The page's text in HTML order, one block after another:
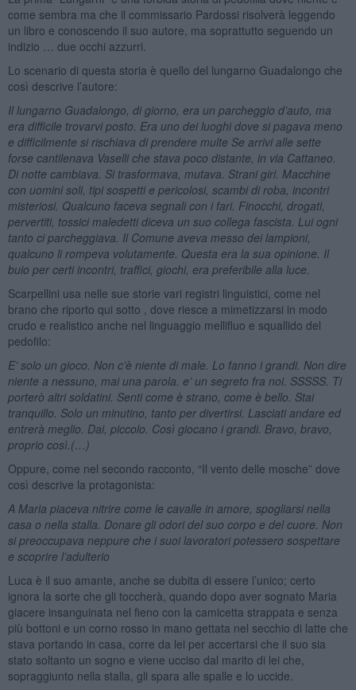
come sembra ma che il commissario Pardossi risolverà leggendo
un libro e conoscendo il suo autore, ma soprattutto seguendo un
indizio … due occhi azzurri.
Lo scenario di questa storia è quello del lungarno Guadalongo che
così descrive l’autore:
Il lungarno Guadalongo, di giorno, era un parcheggio d’auto, ma
era difficile trovarvi posto. Era uno dei luoghi dove si pagava meno
e difficilmente si rischiava di prendere multe Se arrivi alle sette
forse cantilenava Vaselli che stava poco distante, in via Cattaneo.
Di notte cambiava. Si trasformava, mutava. Strani giri. Macchine
con uomini soli, tipi sospetti e pericolosi, scambi di roba, incontri
misteriosi. Qualcuno faceva segnali con i fari. Finocchi, drogati,
pervertiti, tossici maledetti diceva un suo collega fascista. Lui ogni
tanto ci parcheggiava. Il Comune aveva messo dei lampioni,
qualcuno li rompeva volutamente. Questa era la sua opinione. Il
buio per certi incontri, traffici, giochi, era preferibile alla luce.
Scarpellini usa nelle sue storie vari registri linguistici, come nel
brano che riporto qui sotto , dove riesce a mimetizzarsi in modo
crudo e realistico anche nel linguaggio mellifluo e squallido del
pedofilo:
E’ solo un gioco. Non c’è niente di male. Lo fanno i grandi. Non dire
niente a nessuno, mai una parola. e’ un segreto fra noi. SSSSS. Ti
porterò altri soldatini. Senti come è strano, come è bello. Stai
tranquillo. Solo un minutino, tanto per divertirsi. Lasciati andare ed
entrerà meglio. Dai, piccolo. Così giocano i grandi. Bravo, bravo,
proprio così.(…)
Oppure, come nel secondo racconto, “Il vento delle mosche” dove
così descrive la protagonista:
A Maria piaceva nitrire come le cavalle in amore, spogliarsi nella
casa o nella stalla. Donare gli odori del suo corpo e del cuore. Non
si preoccupava neppure che i suoi lavoratori potessero sospettare
e scoprire l’adulterio
Luca è il suo amante, anche se dubita di essere l’unico; certo
ignora la sorte che gli toccherà, quando dopo aver sognato Maria
giacere insanguinata nel fieno con la camicetta strappata e senza
più bottoni e un corno rosso in mano gettata nel secchio di latte che
stava portando in casa, corre da lei per accertarsi che il suo sia
stato soltanto un sogno e viene ucciso dal marito di lei che,
sopraggiunto nella stalla, gli spara alle spalle e lo uccide.